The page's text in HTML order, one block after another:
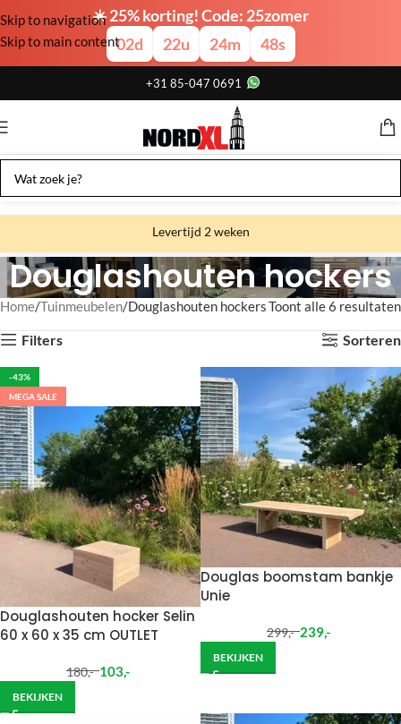
☀️ 25% korting! Code: 25zomer
02d 22u 24m 48s
Skip to navigation
Skip to main content
+31 85-047 0691
Levertijd 2 weken
Gratis verzending
Gratis afhalen
Showroom bij fabriek
Douglashouten hockers
Home Tuinmeubelen Douglashouten hockersToont alle 6 resultaten
Filters Sorteren
-43%
MEGA SALE
Douglashouten hocker Selin
60 x 60 x 35 cm OUTLET
180,- 103,-
BEKIJKEN
Douglas boomstam bankje
Unie
299,- 239,-
BEKIJKEN